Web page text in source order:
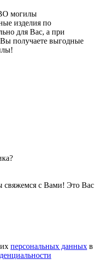
могилы
изделия по
для Вас, а при
получаете выгодные
свяжемся с Вами! Это Вас
персональных данных в